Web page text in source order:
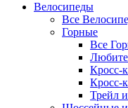
Велосипеды
Все
Горные
Все
Кросс-
Кросс-
Трейл